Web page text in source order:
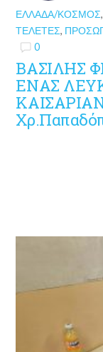
ΕΛΛΆΔΑ/ΚΌΣΜΟΣ,
ΤΕΛΕΤΈΣ,
0
ΒΑΣΙΛΗΣ
ΕΝΑΣ